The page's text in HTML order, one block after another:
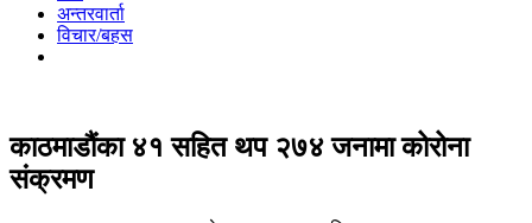
अन्तरवार्ता
विचार/बहस
काठमाडौंका ४१ सहित थप २७४ जनामा कोरोना
संक्रमण